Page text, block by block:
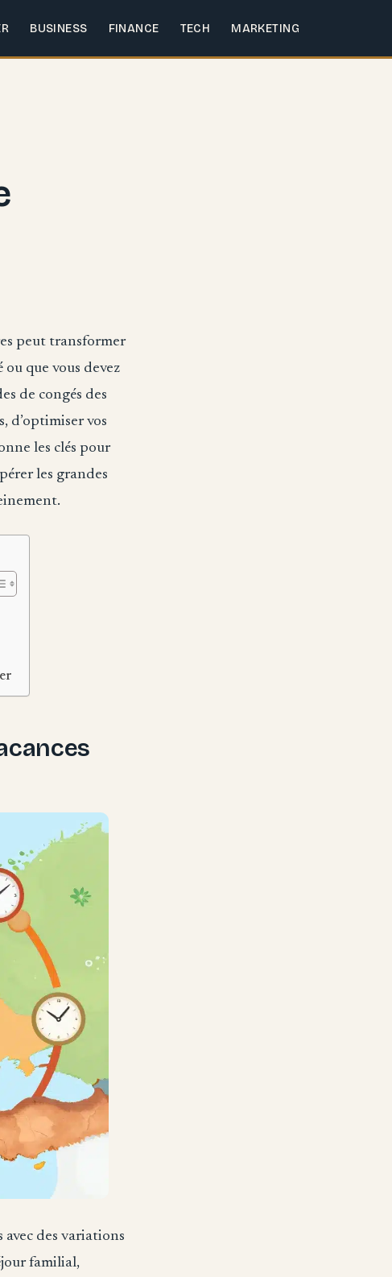
BUSINESS FINANCE TECH MARKETING
peut transformer
que vous devez
de congés des
d’optimiser vos
les clés pour
les grandes
avec des variations
familial,